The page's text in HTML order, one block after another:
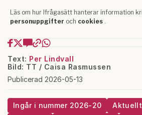
Text: Per Lindvall
Bild: TT / Caisa Rasmussen
Publicerad 2026-05-13
Ingår i nummer 2026-20 Aktuellt